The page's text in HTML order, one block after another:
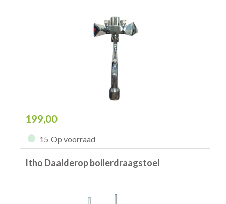
199,00
15 Op voorraad
Itho Daalderop boilerdraagstoel